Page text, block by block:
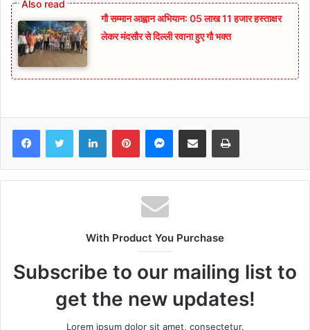
गौ सम्मान आह्वान अभियान: 05 लाख 11 हजार हस्ताक्षर
लेकर मंदसौर से दिल्ली रवाना हुए गौ भक्त
FacebookTwitter LinkedInPinterestMessenger
Share via Email Print
With Product You Purchase
Subscribe to our mailing list to
get the new updates!
Lorem ipsum dolor sit amet, consectetur.